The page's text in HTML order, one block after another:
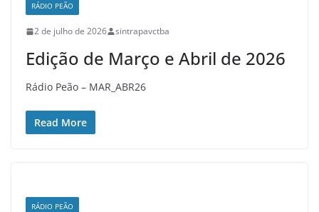
RÁDIO PEÃO
2 de julho de 2026 sintrapavctba
Edição de Março e Abril de 2026
Rádio Peão – MAR_ABR26
Read More
RÁDIO PEÃO